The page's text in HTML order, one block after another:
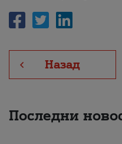
Назад
Последни